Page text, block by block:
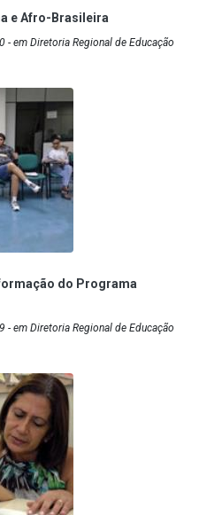
e Afro-Brasileira
em Diretoria Regional de Educação
do Programa
em Diretoria Regional de Educação